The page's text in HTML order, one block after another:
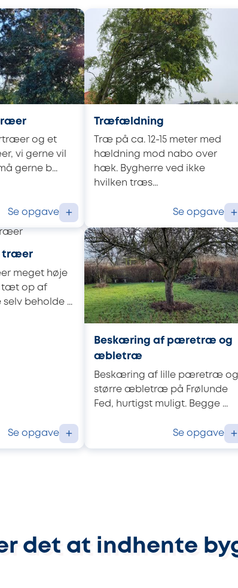
og et
vi gerne vil
gerne b...
Se opgave +
Træfældning
Træ på ca. 12-15 meter med
hældning mod nabo over
hæk. Bygherre ved ikke
hvilken træs...
Se opgave +
træer
meget høje
tæt op af
selv beholde ...
Se opgave +
Beskæring af pæretræ og
æbletræ
Beskæring af lille pæretræ og
større æbletræ på Frølunde
Fed, hurtigst muligt. Begge ...
Se opgave +
det at indhente